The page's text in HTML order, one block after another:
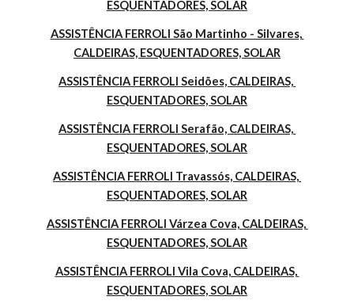
ESQUENTADORES, SOLAR
ASSISTÊNCIA FERROLI São Martinho - Silvares,
CALDEIRAS, ESQUENTADORES, SOLAR
ASSISTÊNCIA FERROLI Seidões, CALDEIRAS,
ESQUENTADORES, SOLAR
ASSISTÊNCIA FERROLI Serafão, CALDEIRAS,
ESQUENTADORES, SOLAR
ASSISTÊNCIA FERROLI Travassós, CALDEIRAS,
ESQUENTADORES, SOLAR
ASSISTÊNCIA FERROLI Várzea Cova, CALDEIRAS,
ESQUENTADORES, SOLAR
ASSISTÊNCIA FERROLI Vila Cova, CALDEIRAS,
ESQUENTADORES, SOLAR